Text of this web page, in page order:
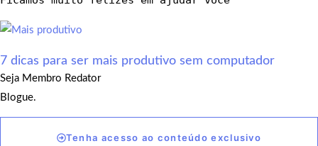
7 dicas para ser mais produtivo sem computador
Seja Membro Redator
Blogue.
Tenha acesso ao conteúdo exclusivo